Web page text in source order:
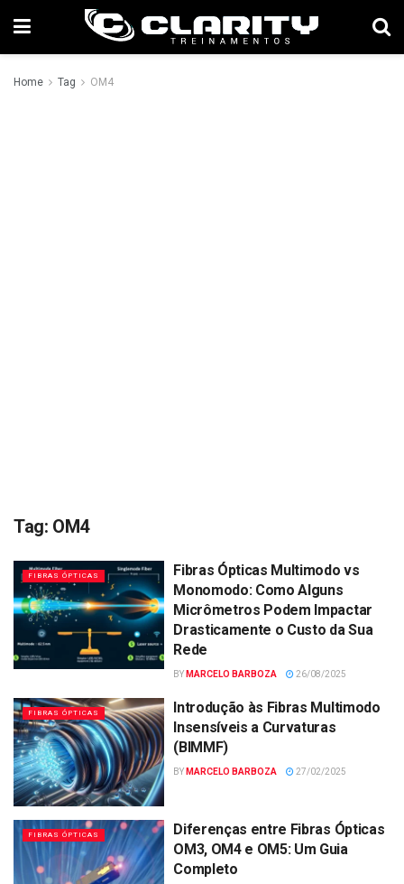
Home Tag OM4
Tag: OM4
FIBRAS ÓPTICAS
Fibras Ópticas Multimodo vs
Monomodo: Como Alguns
Micrômetros Podem Impactar
Drasticamente o Custo da Sua
Rede
BY MARCELO BARBOZA 26/08/2025
FIBRAS ÓPTICAS
Introdução às Fibras Multimodo
Insensíveis a Curvaturas
(BIMMF)
BY MARCELO BARBOZA 27/02/2025
FIBRAS ÓPTICAS
Diferenças entre Fibras Ópticas
OM3, OM4 e OM5: Um Guia
Completo